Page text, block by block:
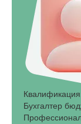
Бухгалтер